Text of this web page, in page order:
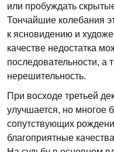
или пробуждать
Тончайшие колебания
к ясновидению и
качестве недостатка
последовательности, а
нерешительность.
При восходе третьей
улучшается, но многое
сопутствующих
благоприятные